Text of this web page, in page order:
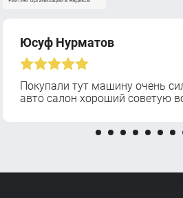
Юсуф Нурматов
Покупали тут машину очень
авто салон хороший советую